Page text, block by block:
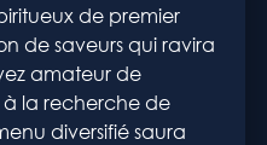
de premier
de saveurs qui ravira
amateur de
à la recherche de
diversifié saura